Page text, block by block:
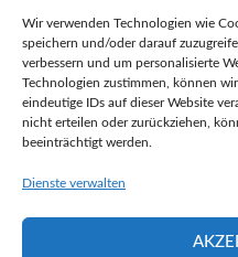
Wir verwenden Technologien wie
speichern und/oder darauf
verbessern und um personalisierte
Technologien zustimmen, können
eindeutige IDs auf dieser Website
nicht erteilen oder zurückziehen,
beeinträchtigt werden.
Dienste verwalten
Impressionen
Impressum/Datenschutz
Kultur
Tickets
Unterwegs